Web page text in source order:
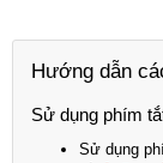
Hướng dẫn
Sử dụng phím
Sử dụng